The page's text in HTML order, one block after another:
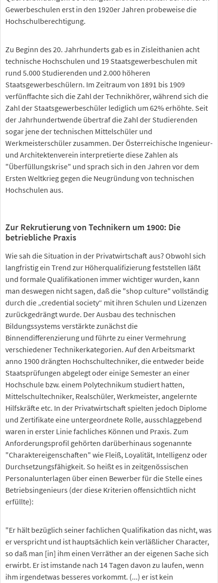
Gewerbeschulen erst in den 1920er Jahren probeweise die
Hochschulberechtigung.
Zu Beginn des 20. Jahrhunderts gab es in Zisleithanien acht
technische Hochschulen und 19 Staatsgewerbeschulen mit
rund 5.000 Studierenden und 2.000 höheren
Staatsgewerbeschülern. Im Zeitraum von 1891 bis 1909
verfünffachte sich die Zahl der Technikhörer, während sich die
Zahl der Staatsgewerbeschüler lediglich um 62% erhöhte. Seit
der Jahrhundertwende übertraf die Zahl der Studierenden
sogar jene der technischen Mittelschüler und
Werkmeisterschüler zusammen. Der Österreichische Ingenieur-
und Architektenverein interpretierte diese Zahlen als
"Überfüllungskrise" und sprach sich in den Jahren vor dem
Ersten Weltkrieg gegen die Neugründung von technischen
Hochschulen aus.
Zur Rekrutierung von Technikern um 1900: Die
betriebliche Praxis
Wie sah die Situation in der Privatwirtschaft aus? Obwohl sich
langfristig ein Trend zur Höherqualifizierung feststellen läßt
und formale Qualifikationen immer wichtiger wurden, kann
man deswegen nicht sagen, daß die "shop culture" vollständig
durch die „credential society“ mit ihren Schulen und Lizenzen
zurückgedrängt wurde. Der Ausbau des technischen
Bildungssystems verstärkte zunächst die
Binnendifferenzierung und führte zu einer Vermehrung
verschiedener Technikerkategorien. Auf den Arbeitsmarkt
anno 1900 drängten Hochschultechniker, die entweder beide
Staatsprüfungen abgelegt oder einige Semester an einer
Hochschule bzw. einem Polytechnikum studiert hatten,
Mittelschultechniker, Realschüler, Werkmeister, angelernte
Hilfskräfte etc. In der Privatwirtschaft spielten jedoch Diplome
und Zertifikate eine untergeordnete Rolle, ausschlaggebend
waren in erster Linie fachliches Können und Praxis. Zum
Anforderungsprofil gehörten darüberhinaus sogenannte
"Charaktereigenschaften" wie Fleiß, Loyalität, Intelligenz oder
Durchsetzungsfähigkeit. So heißt es in zeitgenössischen
Personalunterlagen über einen Bewerber für die Stelle eines
Betriebsingenieurs (der diese Kriterien offensichtlich nicht
erfüllte):
"Er hält bezüglich seiner fachlichen Qualifikation das nicht, was
er verspricht und ist hauptsächlich kein verläßlicher Character,
so daß man [in] ihm einen Verräther an der eigenen Sache sich
erwirbt. Er ist imstande nach 14 Tagen davon zu laufen, wenn
ihm irgendetwas besseres vorkommt. (...) er ist kein